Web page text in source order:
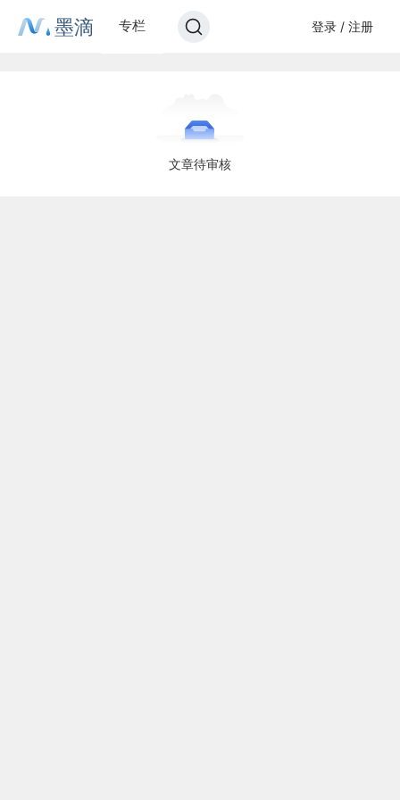
墨滴 专栏 登录 / 注册
文章待审核